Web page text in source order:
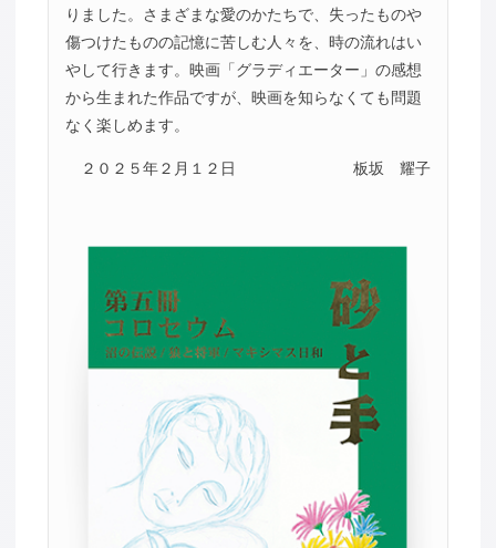
りました。さまざまな愛のかたちで、失ったものや
傷つけたものの記憶に苦しむ人々を、時の流れはい
やして行きます。映画「グラディエーター」の感想
から生まれた作品ですが、映画を知らなくても問題
なく楽しめます。
２０２５年２月１２日 板坂 耀子